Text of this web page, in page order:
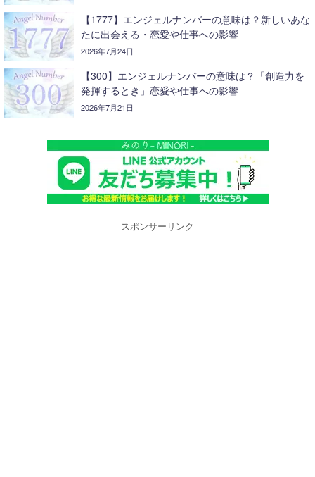
【1777】エンジェルナンバーの意味は？新しいあな
たに出会える・恋愛や仕事への影響
2026年7月24日
【300】エンジェルナンバーの意味は？「創造力を
発揮するとき」恋愛や仕事への影響
2026年7月21日
スポンサーリンク